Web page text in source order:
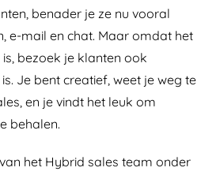
benader je ze nu vooral
e-mail en chat. Maar omdat het
bezoek je klanten ook
Je bent creatief, weet je weg te
en je vindt het leuk om
behalen.
het Hybrid sales team onder